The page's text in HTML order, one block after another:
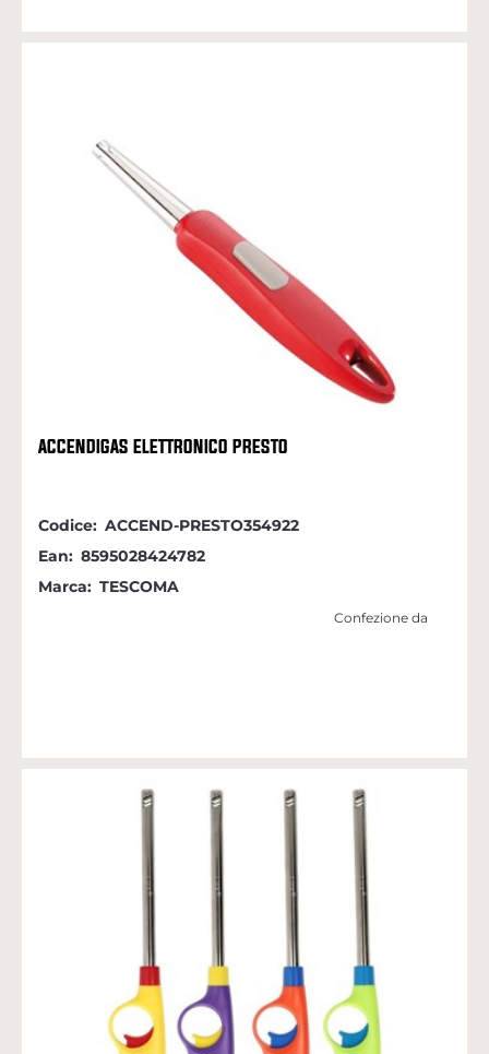
ACCENDIGAS ELETTRONICO PRESTO
Codice: ACCEND-PRESTO354922
Ean: 8595028424782
Marca: TESCOMA
Confezione da